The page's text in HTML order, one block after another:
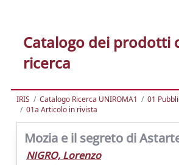
Catalogo dei prodotti
ricerca
IRIS Catalogo Ricerca UNIROMA1
01
01a Articolo in rivista
Mozia e il segreto di
NIGRO, Lorenzo